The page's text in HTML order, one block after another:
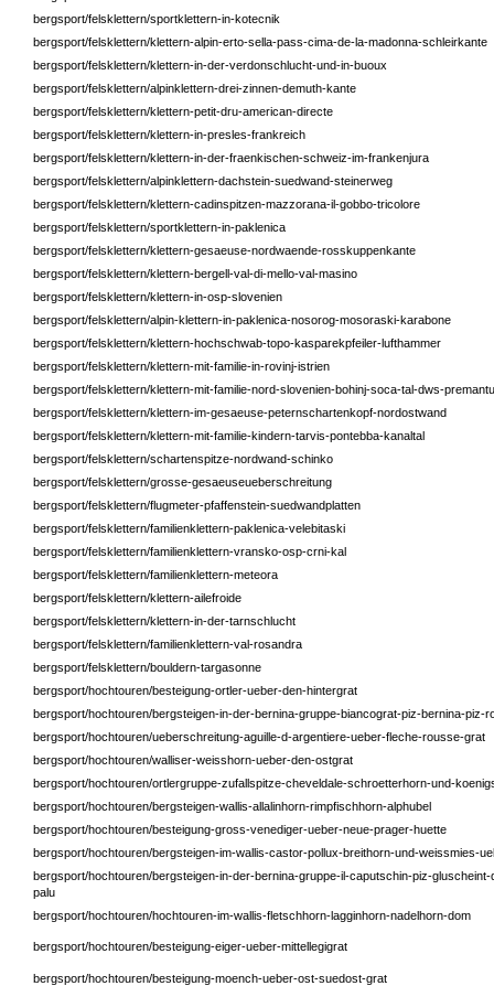
bergsport/felsklettern/sportklettern-in-kotecnik
bergsport/felsklettern/klettern-alpin-erto-sella-pass-cima-de-la-madonna-schleirkante
bergsport/felsklettern/klettern-in-der-verdonschlucht-und-in-buoux
bergsport/felsklettern/alpinklettern-drei-zinnen-demuth-kante
bergsport/felsklettern/klettern-petit-dru-american-directe
bergsport/felsklettern/klettern-in-presles-frankreich
bergsport/felsklettern/klettern-in-der-fraenkischen-schweiz-im-frankenjura
bergsport/felsklettern/alpinklettern-dachstein-suedwand-steinerweg
bergsport/felsklettern/klettern-cadinspitzen-mazzorana-il-gobbo-tricolore
bergsport/felsklettern/sportklettern-in-paklenica
bergsport/felsklettern/klettern-gesaeuse-nordwaende-rosskuppenkante
bergsport/felsklettern/klettern-bergell-val-di-mello-val-masino
bergsport/felsklettern/klettern-in-osp-slovenien
bergsport/felsklettern/alpin-klettern-in-paklenica-nosorog-mosoraski-karabone
bergsport/felsklettern/klettern-hochschwab-topo-kasparekpfeiler-lufthammer
bergsport/felsklettern/klettern-mit-familie-in-rovinj-istrien
bergsport/felsklettern/klettern-mit-familie-nord-slovenien-bohinj-soca-tal-dws-
bergsport/felsklettern/klettern-im-gesaeuse-peternschartenkopf-nordostwand
bergsport/felsklettern/klettern-mit-familie-kindern-tarvis-pontebba-kanaltal
bergsport/felsklettern/schartenspitze-nordwand-schinko
bergsport/felsklettern/grosse-gesaeuseueberschreitung
bergsport/felsklettern/flugmeter-pfaffenstein-suedwandplatten
bergsport/felsklettern/familienklettern-paklenica-velebitaski
bergsport/felsklettern/familienklettern-vransko-osp-crni-kal
bergsport/felsklettern/familienklettern-meteora
bergsport/felsklettern/klettern-ailefroide
bergsport/felsklettern/klettern-in-der-tarnschlucht
bergsport/felsklettern/familienklettern-val-rosandra
bergsport/felsklettern/bouldern-targasonne
bergsport/hochtouren/besteigung-ortler-ueber-den-hintergrat
bergsport/hochtouren/bergsteigen-in-der-bernina-gruppe-biancograt-piz-bernina-piz-
bergsport/hochtouren/ueberschreitung-aguille-d-argentiere-ueber-fleche-rousse-grat
bergsport/hochtouren/walliser-weisshorn-ueber-den-ostgrat
bergsport/hochtouren/ortlergruppe-zufallspitze-cheveldale-schroetterhorn-und-
bergsport/hochtouren/bergsteigen-wallis-allalinhorn-rimpfischhorn-alphubel
bergsport/hochtouren/besteigung-gross-venediger-ueber-neue-prager-huette
bergsport/hochtouren/bergsteigen-im-wallis-castor-pollux-breithorn-und-weissmies-
bergsport/hochtouren/bergsteigen-in-der-bernina-gruppe-il-caputschin-piz-
palu
bergsport/hochtouren/hochtouren-im-wallis-fletschhorn-lagginhorn-nadelhorn-dom
bergsport/hochtouren/besteigung-eiger-ueber-mittellegigrat
bergsport/hochtouren/besteigung-moench-ueber-ost-suedost-grat